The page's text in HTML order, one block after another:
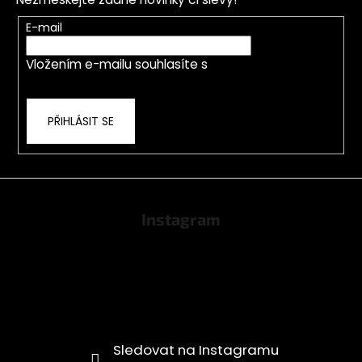
E-mail
Vložením e-mailu souhlasíte s
PŘIHLÁSIT SE
Instagram